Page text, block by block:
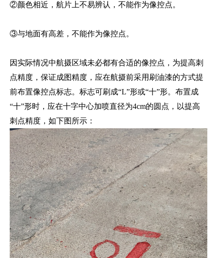
②颜色相近，航片上不易辨认，不能作为像控点。
③与地面有高差，不能作为像控点。
因实际情况中航摄区域未必都有合适的像控点，为提高刺
点精度，保证成图精度，应在航摄前采用刷油漆的方式提
前布置像控点标志。标志可刷成“L”形或“十”形。布置成
“十”形时，应在十字中心加喷直径为4cm的圆点，以提高
刺点精度，如下图所示：